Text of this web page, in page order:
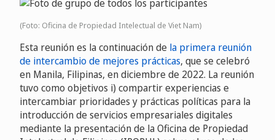
(Foto: Oficina de Propiedad Intelectual de Viet Nam)
Esta reunión es la continuación de la primera reunión
de intercambio de mejores prácticas, que se celebró
en Manila, Filipinas, en diciembre de 2022. La reunión
tuvo como objetivos i) compartir experiencias e
intercambiar prioridades y prácticas políticas para la
introducción de servicios empresariales digitales
mediante la presentación de la Oficina de Propiedad